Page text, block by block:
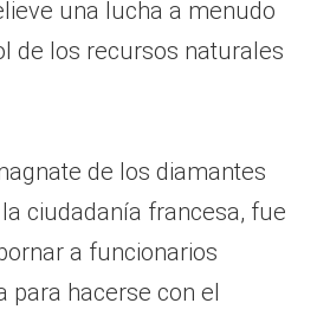
una lucha a menudo
de los recursos naturales
de los diamantes
ciudadanía francesa, fue
a funcionarios
para hacerse con el